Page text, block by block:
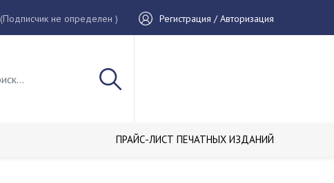
(Подписчик не определен ) Регистрация / Авторизация
ПРАЙС-ЛИСТ ПЕЧАТНЫХ ИЗДАНИЙ